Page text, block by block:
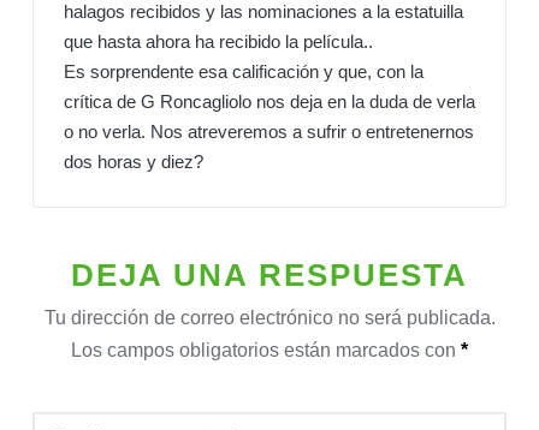
halagos recibidos y las nominaciones a la estatuilla
que hasta ahora ha recibido la película..
Es sorprendente esa calificación y que, con la
crítica de G Roncagliolo nos deja en la duda de verla
o no verla. Nos atreveremos a sufrir o entretenernos
dos horas y diez?
DEJA UNA RESPUESTA
Tu dirección de correo electrónico no será publicada.
Los campos obligatorios están marcados con *